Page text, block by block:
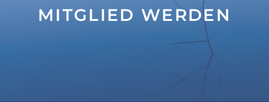
MITGLIED WERDEN